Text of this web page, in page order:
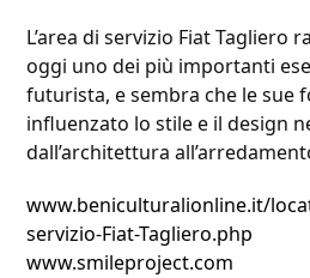
L’area di servizio Fiat Tagliero
oggi uno dei più importanti
futurista, e sembra che le sue
influenzato lo stile e il design
dall’architettura
www.beniculturalionline.it/
servizio-Fiat-Tagliero.php
www.smileproject.com